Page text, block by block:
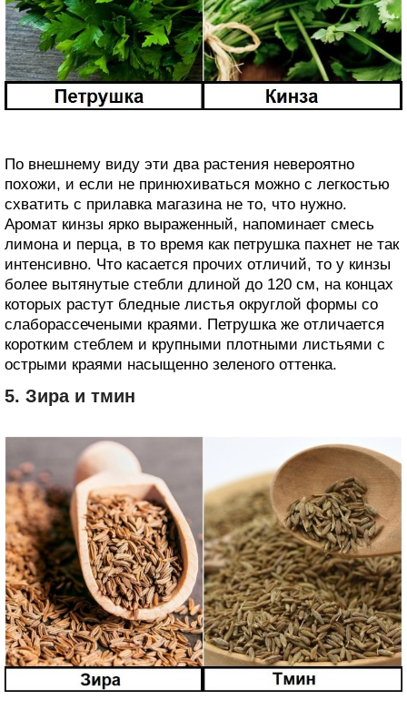
По внешнему виду эти два растения невероятно
похожи, и если не принюхиваться можно с легкостью
схватить с прилавка магазина не то, что нужно.
Аромат кинзы ярко выраженный, напоминает смесь
лимона и перца, в то время как петрушка пахнет не так
интенсивно. Что касается прочих отличий, то у кинзы
более вытянутые стебли длиной до 120 см, на концах
которых растут бледные листья округлой формы со
слаборассечеными краями. Петрушка же отличается
коротким стеблем и крупными плотными листьями с
острыми краями насыщенно зеленого оттенка.
5. Зира и тмин